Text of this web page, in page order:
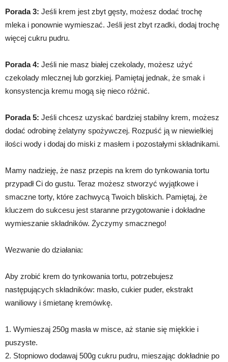
Porada 3: Jeśli krem jest zbyt gęsty, możesz dodać trochę
mleka i ponownie wymieszać. Jeśli jest zbyt rzadki, dodaj trochę
więcej cukru pudru.
Porada 4: Jeśli nie masz białej czekolady, możesz użyć
czekolady mlecznej lub gorzkiej. Pamiętaj jednak, że smak i
konsystencja kremu mogą się nieco różnić.
Porada 5: Jeśli chcesz uzyskać bardziej stabilny krem, możesz
dodać odrobinę żelatyny spożywczej. Rozpuść ją w niewielkiej
ilości wody i dodaj do miski z masłem i pozostałymi składnikami.
Mamy nadzieję, że nasz przepis na krem do tynkowania tortu
przypadł Ci do gustu. Teraz możesz stworzyć wyjątkowe i
smaczne torty, które zachwycą Twoich bliskich. Pamiętaj, że
kluczem do sukcesu jest staranne przygotowanie i dokładne
wymieszanie składników. Życzymy smacznego!
Wezwanie do działania:
Aby zrobić krem do tynkowania tortu, potrzebujesz
następujących składników: masło, cukier puder, ekstrakt
waniliowy i śmietanę kremówkę.
1. Wymieszaj 250g masła w misce, aż stanie się miękkie i
puszyste.
2. Stopniowo dodawaj 500g cukru pudru, mieszając dokładnie po